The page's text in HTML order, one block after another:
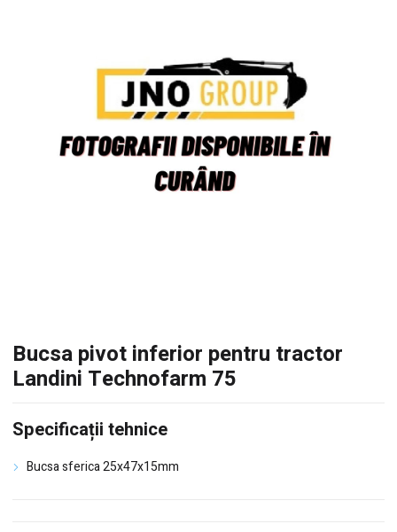
Bucsa pivot inferior pentru tractor
Landini Technofarm 75
Specificații tehnice
Bucsa sferica 25x47x15mm